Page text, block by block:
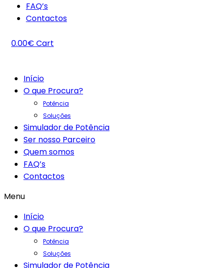
FAQ’s
Contactos
0.00€ Cart
Início
O que Procura?
Potência
Soluções
Simulador de Potência
Ser nosso Parceiro
Quem somos
FAQ’s
Contactos
Menu
Início
O que Procura?
Potência
Soluções
Simulador de Potência